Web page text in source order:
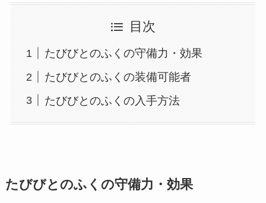
目次
たびびとのふくの守備力・効果
たびびとのふくの装備可能者
たびびとのふくの入手方法
たびびとのふくの守備力・効果